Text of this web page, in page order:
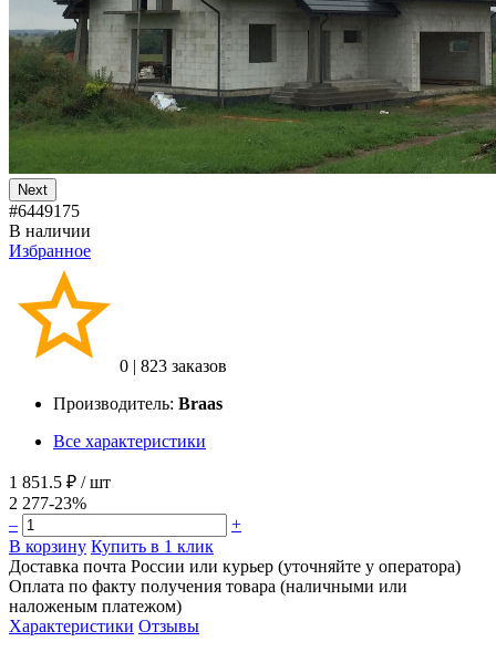
Next
#6449175
В наличии
Избранное
0 | 823 заказов
Производитель: Braas
Все характеристики
1 851.5 ₽ / шт
2 277-23%
–
+
В корзину Купить в 1 клик
Доставка почта России или курьер (уточняйте у оператора)
Оплата по факту получения товара (наличными или
наложеным платежом)
Характеристики Отзывы